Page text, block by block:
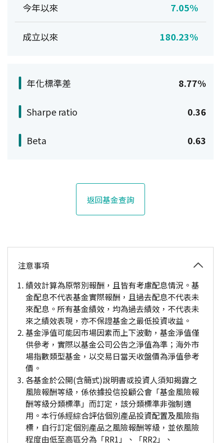
今年以來 7.05%
成立以來 180.23%
年化標準差 8.77%
Sharpe ratio 0.36
Beta 0.63
返回基金查詢
注意事項
績效計算為原幣別報酬，且皆有考慮配息情況。基
金配息不代表基金實際報酬，且過去配息不代表未
來配息。所有基金績效，均為過去績效，不代表未
來之績效表現，亦不保證基金之最低投資收益。
基金淨值可能因市場因素而上下波動，基金淨值僅
供參考，實際以基金公司公告之淨值為準；海外市
場指數類型基金，以交易日當天收盤價為淨值參考
價。
各基金於公開(含簡式)說明書或投資人須知揭露之
風險報酬等級，係依據投信投顧公會「基金風險報
酬等級分類標準」而訂定，該分類標準非強制適
用。本行係經綜合評估個別產品投資配置及風險指
標，自行訂定個別產品之風險報酬等級，並依風險
程度由低至高區分為「RR1」、「RR2」、